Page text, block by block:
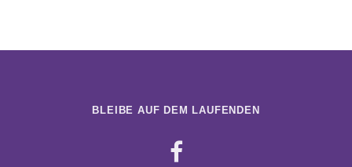
BLEIBE AUF DEM LAUFENDEN